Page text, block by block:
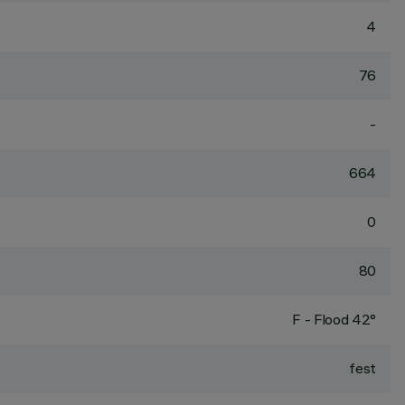
4
76
-
664
0
80
F - Flood 42°
fest